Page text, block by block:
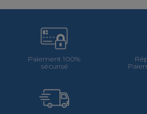
Paiement 100%
sécurisé